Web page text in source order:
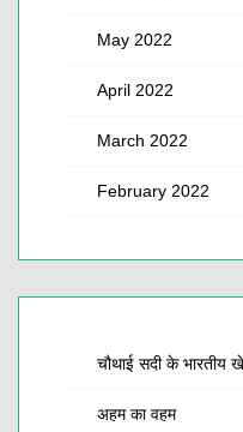
May 2022
April 2022
March 2022
February 2022
चौथाई सदी के भारतीय
अहम का वहम